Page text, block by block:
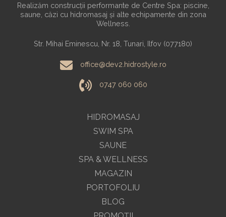
HIDROMASAJ
SWIM SPA
SAUNE
SPA & WELLNESS
MAGAZIN
Realizăm construcții performante de Centre Spa: piscine,
saune, căzi cu hidromasaj și alte echipamente din zona
Wellness.
Str. Mihai Eminescu, Nr. 18, Tunari, Ilfov (077180)
office@dev2.hidrostyle.ro
0747 060 060
PORTOFOLIU
BLOG